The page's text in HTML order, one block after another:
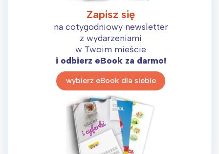
Zapisz się
na cotygodniowy newsletter
z wydarzeniami
w Twoim mieście
i odbierz eBook za darmo!
wybierz eBook dla siebie